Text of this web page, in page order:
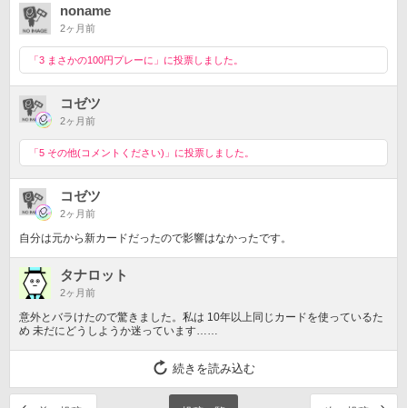
noname
2ヶ月前
「3 まさかの100円プレーに」に投票しました。
コゼツ
2ヶ月前
「5 その他(コメントください)」に投票しました。
コゼツ
2ヶ月前
自分は元から新カードだったので影響はなかったです。
タナロット
2ヶ月前
意外とバラけたので驚きました。私は 10年以上同じカードを使っているた
め 未だにどうしようか迷っています……
続きを読み込む